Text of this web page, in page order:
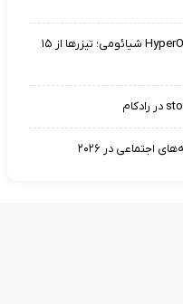
زمان احتمالی ورود نسخه آزمایشی HyperOS ۴ شیائومی؛ تیزرها از ۱۵
در ۲۰۲۶